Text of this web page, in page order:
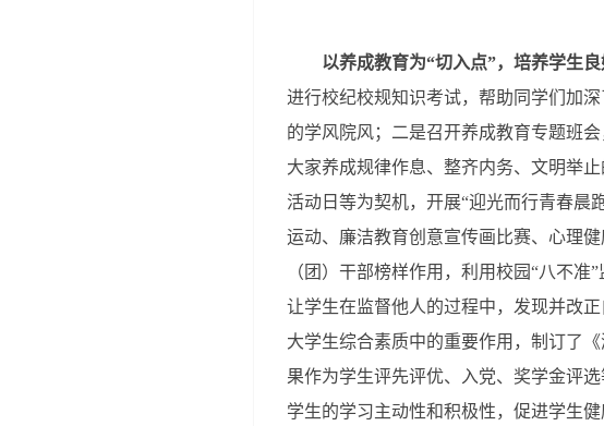
以养成教育为“切入点”， 培养学生良
进行校纪校规知识考试，帮助同学们加
的学风院风；二是召开养成教育专题班
大家养成规律作息、整齐内务、文明举
活动日等为契机，开展“迎光而行青春晨
运动、廉洁教育创意宣传画比赛、心理
（团）干部榜样作用，利用校园“八不
让学生在监督他人的过程中，发现并改
大学生综合素质中的重要作用，制订了
果作为学生评先评优、入党、奖学金评
学生的学习主动性和积极性，促进学生健